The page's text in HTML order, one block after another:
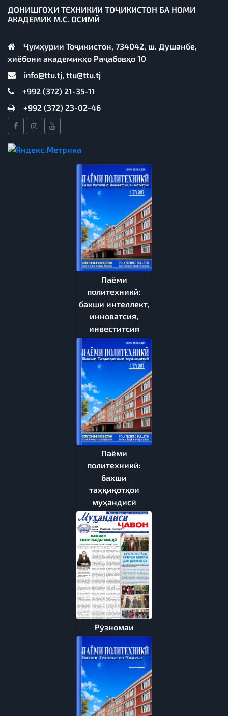
ДОНИШГОҲИ ТЕХНИКИИ ТОҶИКИСТОН БА НОМИ
АКАДЕМИК М.С. ОСИМӢ
Ҷумҳурии Тоҷикистон, 734042, ш. Душанбе,
хиёбони академикҳо Раҷабовҳо 10
info@ttu.tj, ttu@ttu.tj
+992 (372) 21-35-11
+992 (372) 23-02-46
Паёми
политехникӣ:
бахши интеллект,
инноватсия,
инвеститсия
Паёми
политехникӣ:
бахши
таҳқиқотҳои
муҳандисӣ
Рӯзномаи